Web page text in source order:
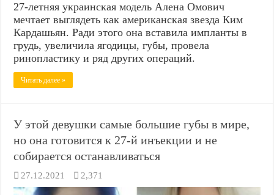
27-летняя украинская модель Алена Омович
мечтает выглядеть как американская звезда Ким
Кардашьян. Ради этого она вставила импланты в
грудь, увеличила ягодицы, губы, провела
ринопластику и ряд других операций.
Читать далее »
У этой девушки самые большие губы в мире,
но она готовится к 27-й инъекции и не
собирается останавливаться
27.12.2021 2,371